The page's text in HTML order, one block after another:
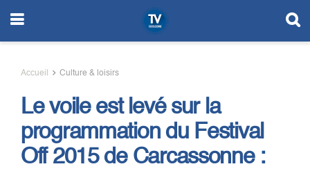
Accueil Culture & loisirs
Le voile est levé sur la
programmation du Festival
Off 2015 de Carcassonne :